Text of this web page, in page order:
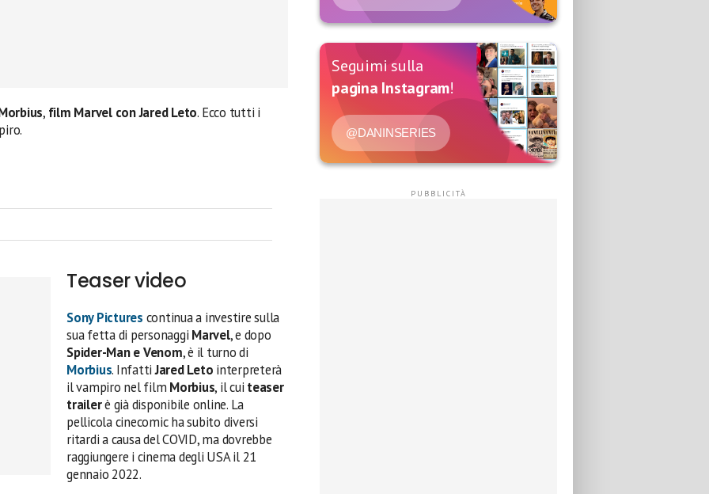
, film Marvel con Jared Leto. Ecco tutti i
Teaser video
Sony Pictures continua a investire sulla
sua fetta di personaggi Marvel, e dopo
Spider-Man e Venom, è il turno di
Morbius. InfattiJared Leto interpreterà
il vampiro nel film Morbius, il cui teaser
trailerè già disponibile online. La
pellicola cinecomic ha subito diversi
ritardi a causa del COVID, ma dovrebbe
raggiungere i cinema degli USA il 21
gennaio 2022.
Seguimi sulla
pagina Instagram!
@DANINSERIES